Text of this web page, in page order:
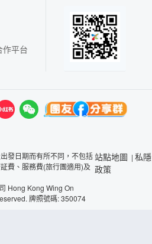
作平台
發日期而有所不同，不包括
費、服務費(旅行團適用)及
Hong Kong Wing On
牌照號碼: 350074
站點地圖 | 私隱
政策